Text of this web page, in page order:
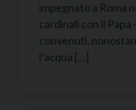
impegnato a Roma
cardinali con il
convenuti,
l’acqua […]